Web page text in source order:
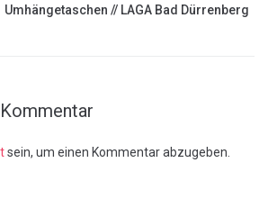
Umhängetaschen // LAGA Bad Dürrenberg
sein, um einen Kommentar abzugeben.